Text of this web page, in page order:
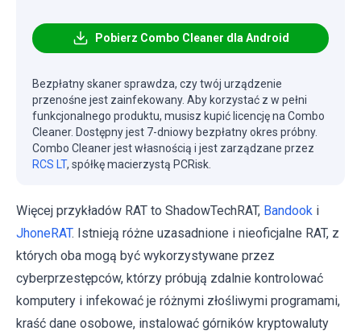
Pobierz Combo Cleaner dla Android
Bezpłatny skaner sprawdza, czy twój urządzenie
przenośne jest zainfekowany. Aby korzystać z w pełni
funkcjonalnego produktu, musisz kupić licencję na Combo
Cleaner. Dostępny jest 7-dniowy bezpłatny okres próbny.
Combo Cleaner jest własnością i jest zarządzane przez
RCS LT, spółkę macierzystą PCRisk.
Więcej przykładów RAT to ShadowTechRAT, Bandook i
JhoneRAT. Istnieją różne uzasadnione i nieoficjalne RAT, z
których oba mogą być wykorzystywane przez
cyberprzestępców, którzy próbują zdalnie kontrolować
komputery i infekować je różnymi złośliwymi programami,
kraść dane osobowe, instalować górników kryptowaluty